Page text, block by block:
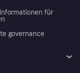
für
governance